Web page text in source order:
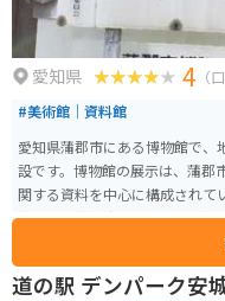
愛知県 4 （
#美術館｜資料館
愛知県蒲郡市にある博物館で
設です。博物館の展示は、蒲郡
関する資料を中心に構成されて
蒲郡の特徴を生かした展示が多
か、鉄道の企画展が多いようで
００点を収蔵しています。また
道の駅 デンパーク安